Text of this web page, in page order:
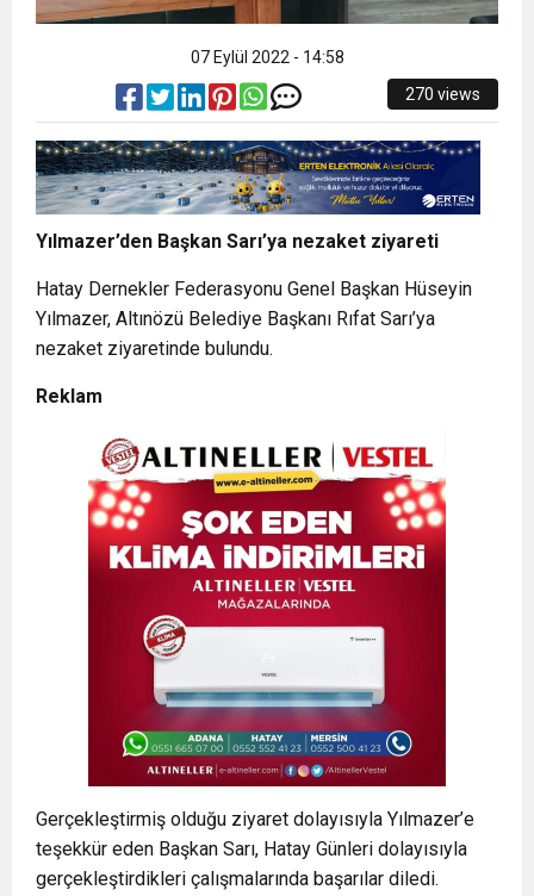
07 Eylül 2022 - 14:58
270 views
Yılmazer’den Başkan Sarı’ya nezaket ziyareti
Hatay Dernekler Federasyonu Genel Başkan Hüseyin
Yılmazer, Altınözü Belediye Başkanı Rıfat Sarı’ya
nezaket ziyaretinde bulundu.
Reklam
Gerçekleştirmiş olduğu ziyaret dolayısıyla Yılmazer’e
teşekkür eden Başkan Sarı, Hatay Günleri dolayısıyla
gerçekleştirdikleri çalışmalarında başarılar diledi.